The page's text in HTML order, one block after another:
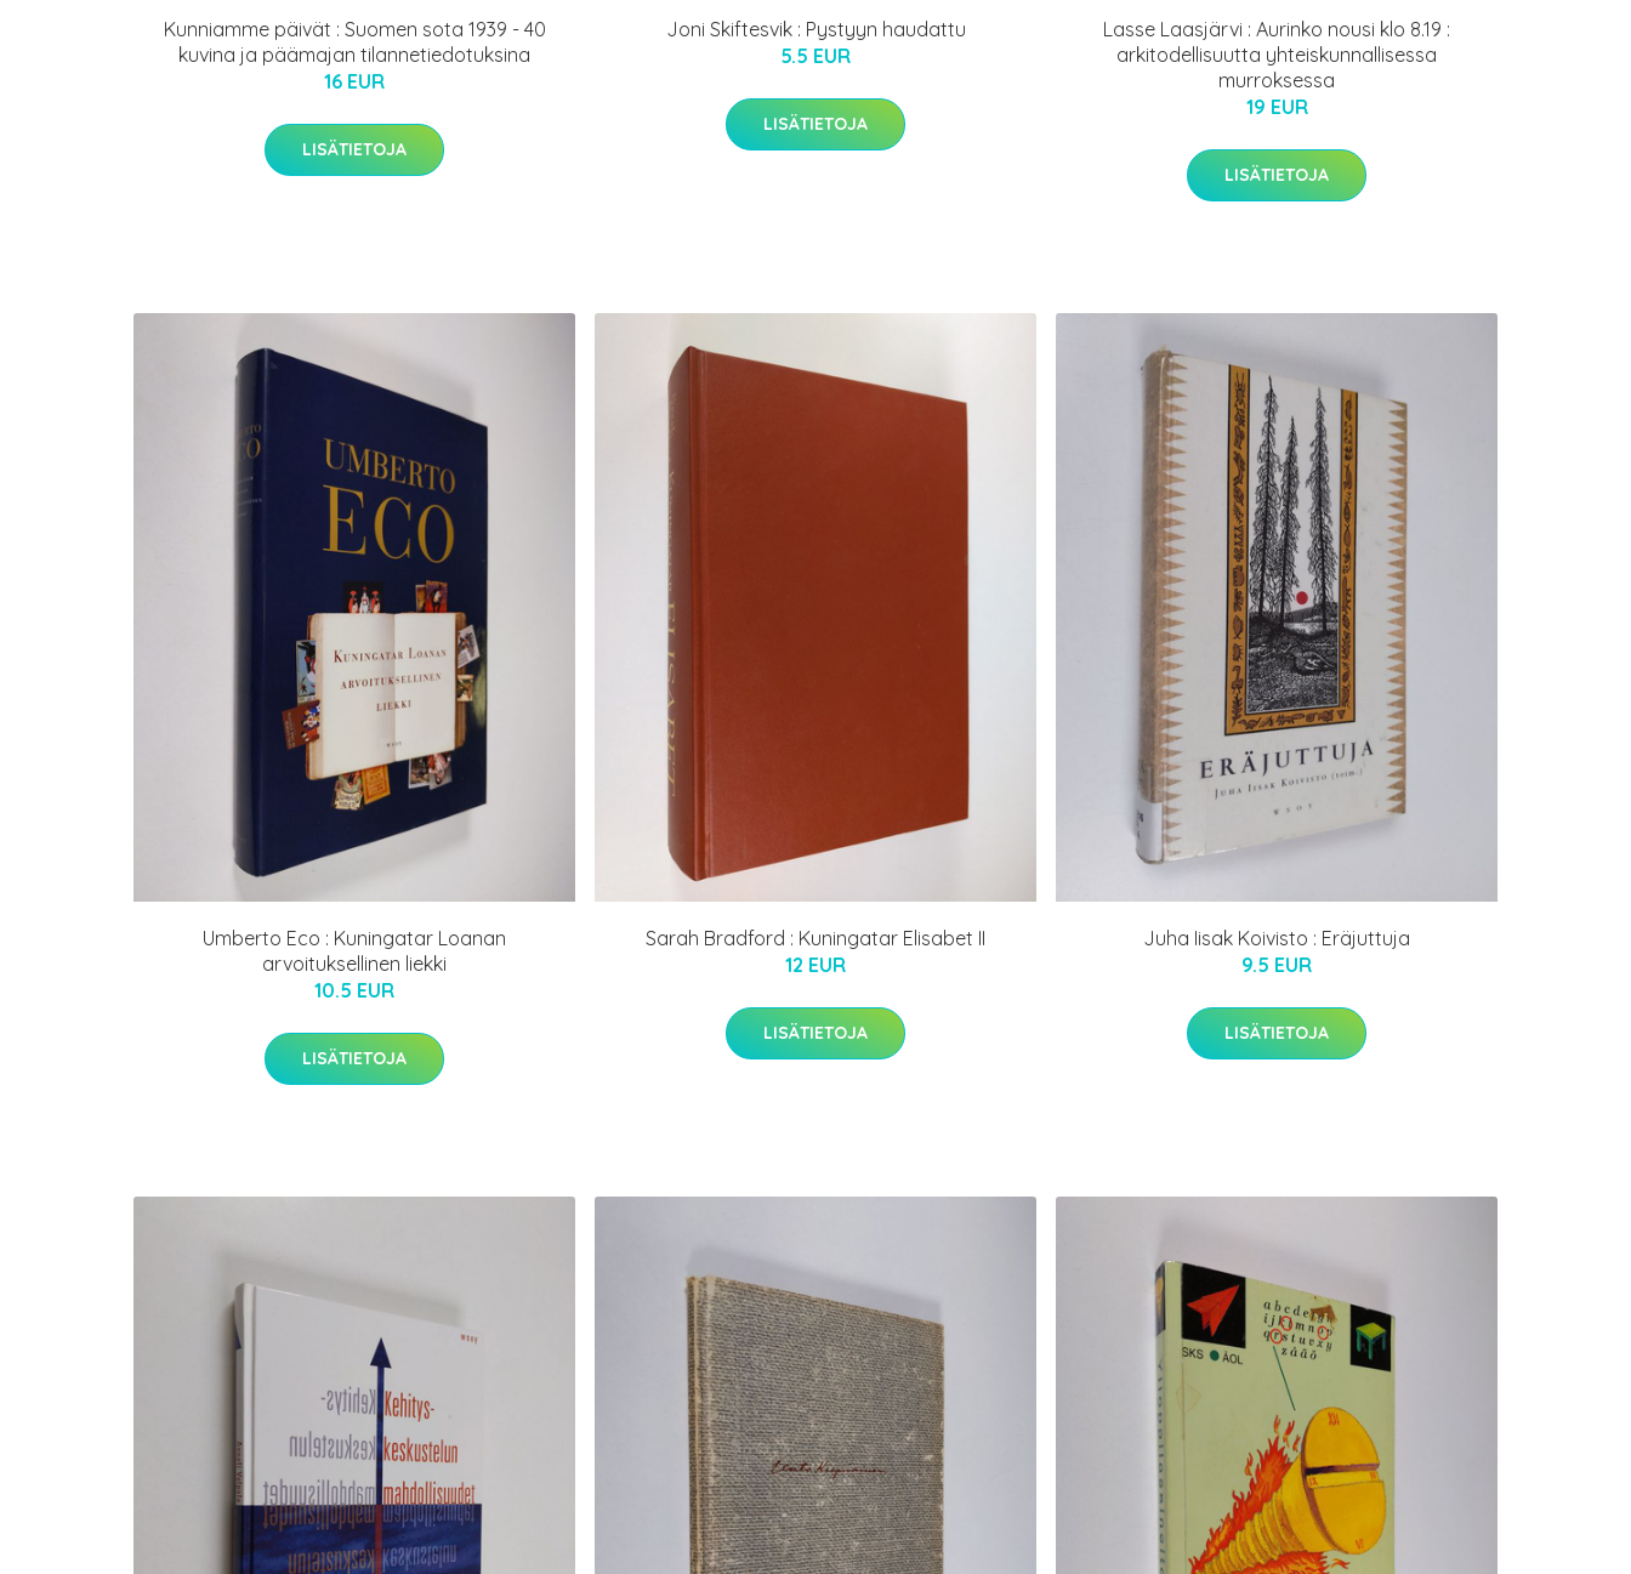
Kunniamme päivät : Suomen sota 1939 - 40
kuvina ja päämajan tilannetiedotuksina
16 EUR
LISÄTIETOJA
Joni Skiftesvik : Pystyyn haudattu
5.5 EUR
LISÄTIETOJA
Lasse Laasjärvi : Aurinko nousi klo 8.19 :
arkitodellisuutta yhteiskunnallisessa
murroksessa
19 EUR
LISÄTIETOJA
Umberto Eco : Kuningatar Loanan
arvoituksellinen liekki
10.5 EUR
LISÄTIETOJA
Sarah Bradford : Kuningatar Elisabet II
12 EUR
LISÄTIETOJA
Juha Iisak Koivisto : Eräjuttuja
9.5 EUR
LISÄTIETOJA